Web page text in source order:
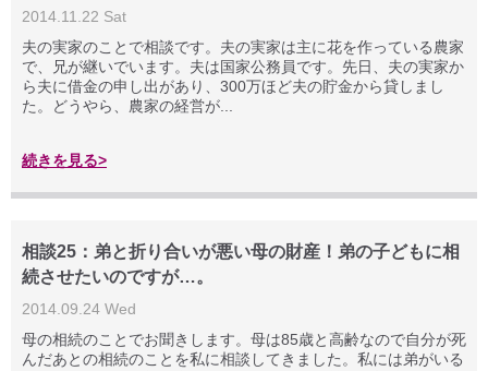
2014.11.22 Sat
夫の実家のことで相談です。夫の実家は主に花を作っている農家
で、兄が継いでいます。夫は国家公務員です。先日、夫の実家か
ら夫に借金の申し出があり、300万ほど夫の貯金から貸しまし
た。どうやら、農家の経営が...
続きを見る>
相談25：弟と折り合いが悪い母の財産！弟の子どもに相
続させたいのですが…。
2014.09.24 Wed
母の相続のことでお聞きします。母は85歳と高齢なので自分が死
んだあとの相続のことを私に相談してきました。私には弟がいる